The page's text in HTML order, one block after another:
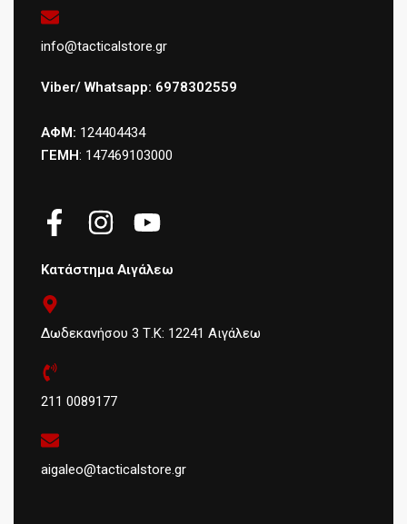
info@tacticalstore.gr
Viber/ Whatsapp: 6978302559
ΑΦΜ: 124404434
ΓΕΜΗ: 147469103000
Κατάστημα Αιγάλεω
Δωδεκανήσου 3 Τ.Κ: 12241 Αιγάλεω
211 0089177
aigaleo@tacticalstore.gr